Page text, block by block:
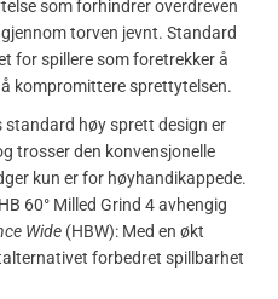
som forhindrer overdreven
torven jevnt. Standard
for spillere som foretrekker å
kompromittere sprettytelsen.
standard høy sprett design er
trosser den konvensjonelle
kun er for høyhandikappede.
60° Milled Grind 4 avhengig
Wide (HBW): Med en økt
forbedret spillbarhet